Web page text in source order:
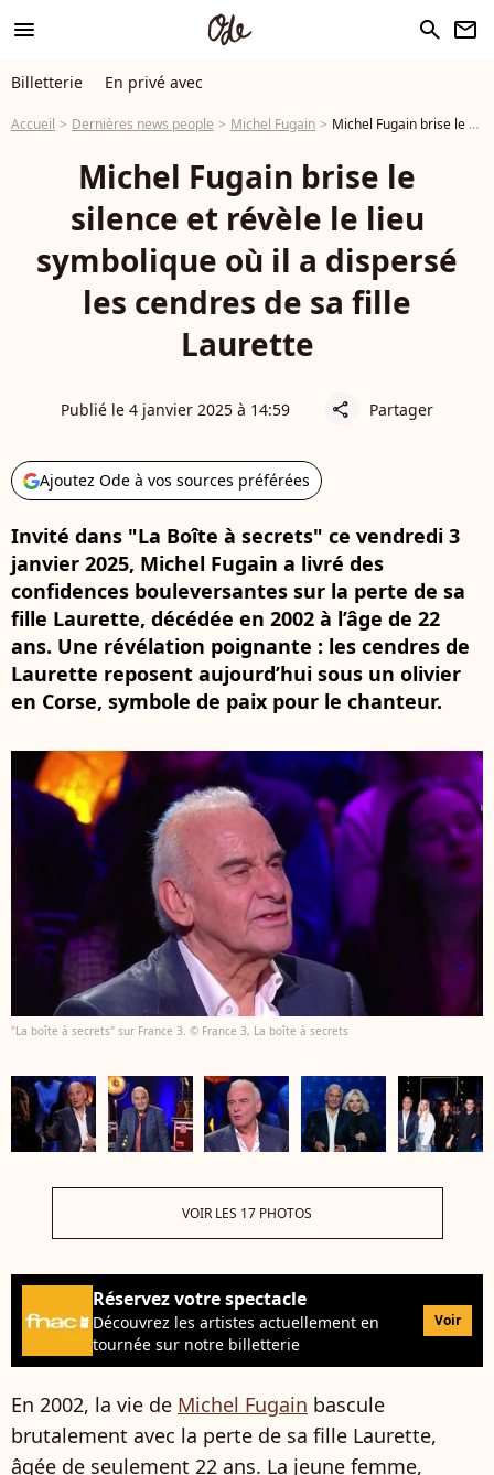
menu search newsletter
Billetterie En privé avec
Accueil Dernières news people Michel Fugain Michel Fugain brise le silence et révèle le lieu symbolique où il a dispersé les cendres de sa fille Laurette
Michel Fugain brise le
silence et révèle le lieu
symbolique où il a dispersé
les cendres de sa fille
Laurette
Publié le 4 janvier 2025 à 14:59 share Partager
Ajoutez Ode à vos sources préférées
Invité dans "La Boîte à secrets" ce vendredi 3
janvier 2025, Michel Fugain a livré des
confidences bouleversantes sur la perte de sa
fille Laurette, décédée en 2002 à l’âge de 22
ans. Une révélation poignante : les cendres de
Laurette reposent aujourd’hui sous un olivier
en Corse, symbole de paix pour le chanteur.
"La boîte à secrets" sur France 3. © France 3, La boîte à secrets
VOIR LES 17 PHOTOS
Réservez votre spectacle
Découvrez les artistes actuellement en
tournée sur notre billetterie
Voir
En 2002, la vie de Michel Fugain bascule
brutalement avec la perte de sa fille Laurette,
âgée de seulement 22 ans. La jeune femme,